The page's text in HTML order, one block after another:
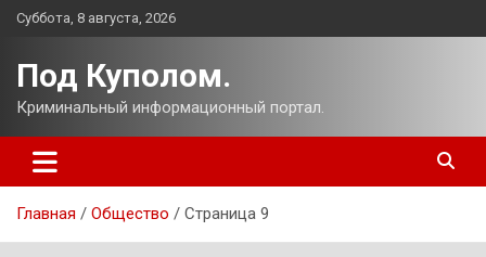
Перейти
Суббота, 8 августа, 2026
Под Куполом.
Криминальный информационный портал.
Главная Общество Страница 9